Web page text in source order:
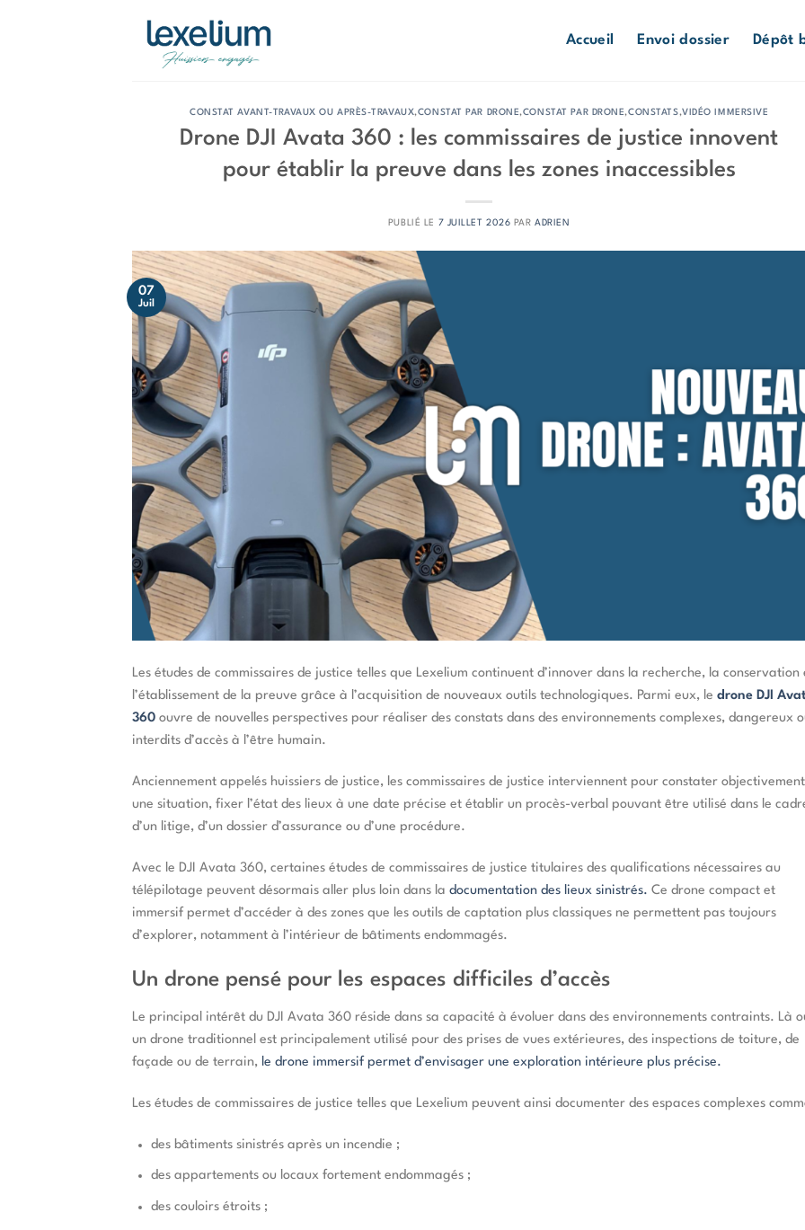
Accueil Envoi dossier Dépôt
CONSTAT AVANT-TRAVAUX OU APRÈS-TRAVAUX,CONSTAT PAR DRONE,CONSTAT PAR DRONE,CONSTATS,VIDÉO IMMERSIVE
Drone DJI Avata 360 : les commissaires de justice innovent
pour établir la preuve dans les zones inaccessibles
PUBLIÉ LE 7 JUILLET 2026 PARADRIEN
07
Juil
Les études de commissaires de justice telles que Lexelium continuent d’innover dans la recherche, la conservation
l’établissement de la preuve grâce à l’acquisition de nouveaux outils technologiques. Parmi eux, le drone DJI
360 ouvre de nouvelles perspectives pour réaliser des constats dans des environnements complexes, dangereux
interdits d’accès à l’être humain.
Anciennement appelés huissiers de justice, les commissaires de justice interviennent pour constater objectivement
une situation, fixer l’état des lieux à une date précise et établir un procès-verbal pouvant être utilisé dans le
d’un litige, d’un dossier d’assurance ou d’une procédure.
Avec le DJI Avata 360, certaines études de commissaires de justice titulaires des qualifications nécessaires au
télépilotage peuvent désormais aller plus loin dans la documentation des lieux sinistrés. Ce drone compact et
immersif permet d’accéder à des zones que les outils de captation plus classiques ne permettent pas toujours
d’explorer, notamment à l’intérieur de bâtiments endommagés.
Un drone pensé pour les espaces difficiles d’accès
Le principal intérêt du DJI Avata 360 réside dans sa capacité à évoluer dans des environnements contraints. Là
un drone traditionnel est principalement utilisé pour des prises de vues extérieures, des inspections de toiture, de
façade ou de terrain, le drone immersif permet d’envisager une exploration intérieure plus précise.
Les études de commissaires de justice telles que Lexelium peuvent ainsi documenter des espaces complexes
des bâtiments sinistrés après un incendie ;
des appartements ou locaux fortement endommagés ;
des couloirs étroits ;